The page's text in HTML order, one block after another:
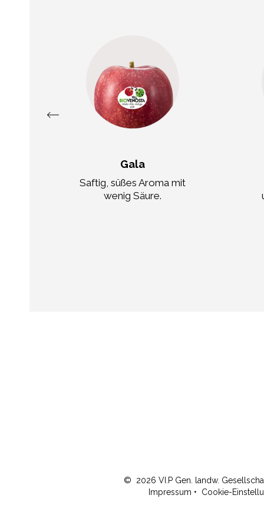
Gala
Saftig, süßes Aroma mit
wenig Säure.
© 2026 VI.P Gen. landw.
Impressum • Cookie-